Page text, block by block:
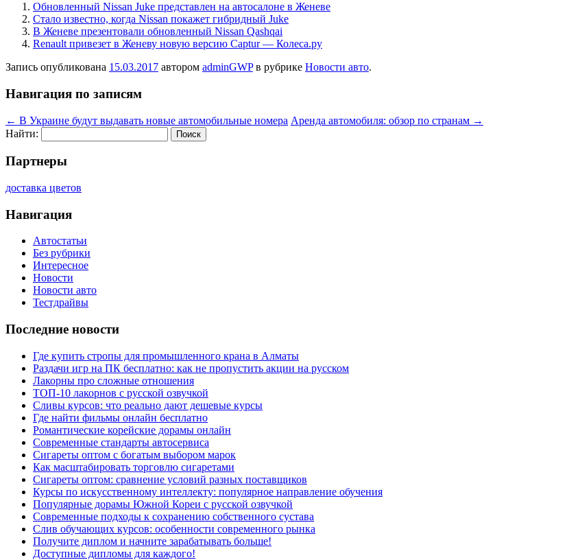
Обновленный Nissan Juke представлен на автосалоне в Женеве
Стало известно, когда Nissan покажет гибридный Juke
В Женеве презентовали обновленный Nissan Qashqai
Renault привезет в Женеву новую версию Captur — Колеса.ру
Запись опубликована 15.03.2017 автором adminGWPв рубрике Новости авто.
Навигация по записям
← В Украине будут выдавать новые автомобильные номера Аренда автомобиля: обзор по странам →
Найти:
Партнеры
доставка цветов
Навигация
Автостатьи
Без рубрики
Интересное
Новости
Новости авто
Тестдрайвы
Последние новости
Где купить стропы для промышленного крана в Алматы
Раздачи игр на ПК бесплатно: как не пропустить акции на русском
Лакорны про сложные отношения
ТОП-10 лакорнов с русской озвучкой
Сливы курсов: что реально дают дешевые курсы
Где найти фильмы онлайн бесплатно
Романтические корейские дорамы онлайн
Современные стандарты автосервиса
Сигареты оптом с богатым выбором марок
Как масштабировать торговлю сигаретами
Сигареты оптом: сравнение условий разных поставщиков
Курсы по искусственному интеллекту: популярное направление обучения
Популярные дорамы Южной Кореи с русской озвучкой
Современные подходы к сохранению собственного сустава
Слив обучающих курсов: особенности современного рынка
Получите диплом и начните зарабатывать больше!
Доступные дипломы для каждого!